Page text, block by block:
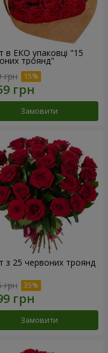
в ЕКО упаковці "15
троянд"
грн
Замовити
з 25 червоних троянд
грн
Замовити